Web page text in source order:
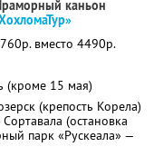
каньон
вместо 4490р.
(кроме 15 мая)
(крепость Корела)
(остановка
парк «Рускеала» —